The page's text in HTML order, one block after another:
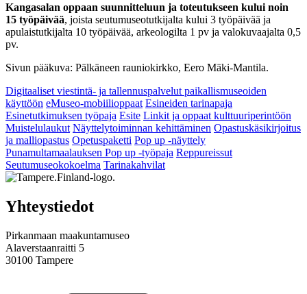
Kangasalan oppaan suunnitteluun ja toteutukseen kului noin
15 työpäivää, joista seutumuseotutkijalta kului 3 työpäivää ja
apulaistutkijalta 10 työpäivää, arkeologilta 1 pv ja valokuvaajalta 0,5
pv.
Sivun pääkuva: Pälkäneen rauniokirkko, Eero Mäki-Mantila.
Digitaaliset viestintä- ja tallennuspalvelut paikallismuseoiden
käyttöön eMuseo-mobiilioppaat Esineiden tarinapaja
Esinetutkimuksen työpaja Esite Linkit ja oppaat kulttuuriperintöön
Muistelulaukut Näyttelytoiminnan kehittäminen Opastuskäsikirjoitus
ja malliopastus Opetuspaketti Pop up -näyttely
Punamultamaalauksen Pop up -työpaja Reppureissut
Seutumuseokokoelma Tarinakahvilat
Yhteystiedot
Pirkanmaan maakuntamuseo
Alaverstaanraitti 5
30100 Tampere